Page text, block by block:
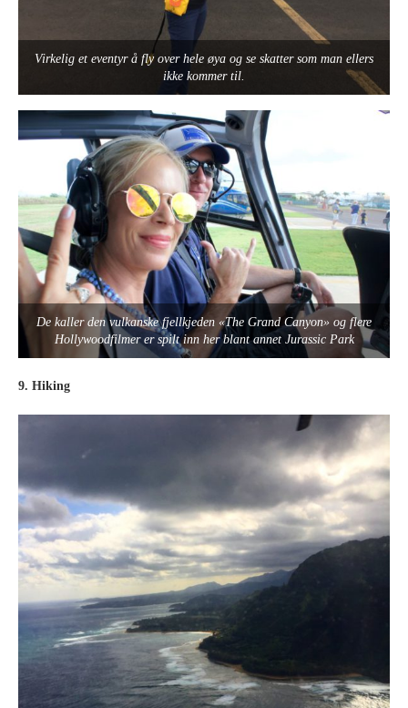
Virkelig et eventyr å fly over hele øya og se skatter som man ellers
ikke kommer til.
De kaller den vulkanske fjellkjeden «The Grand Canyon» og flere
Hollywoodfilmer er spilt inn her blant annet Jurassic Park
9. Hiking